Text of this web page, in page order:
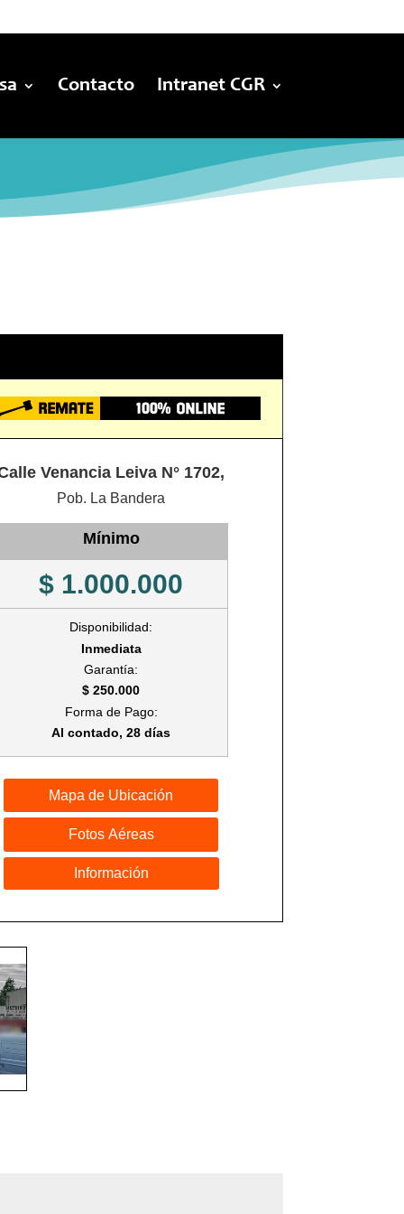
Contacto Intranet CGR
Venancia Leiva N° 1702,
Pob. La Bandera
Mínimo
$ 1.000.000
Disponibilidad:
Inmediata
Garantía:
$ 250.000
Forma de Pago:
Al contado, 28 días
Mapa de Ubicación
Fotos Aéreas
Información